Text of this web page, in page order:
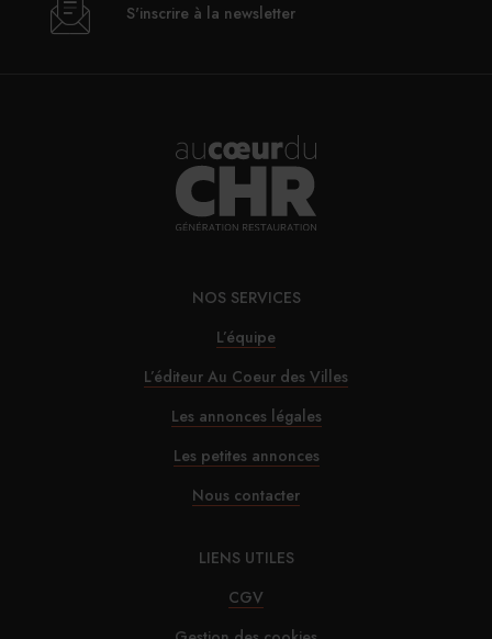
S'inscrire à la newsletter
NOS SERVICES
L’équipe
L’éditeur Au Coeur des Villes
Les annonces légales
Les petites annonces
Nous contacter
LIENS UTILES
CGV